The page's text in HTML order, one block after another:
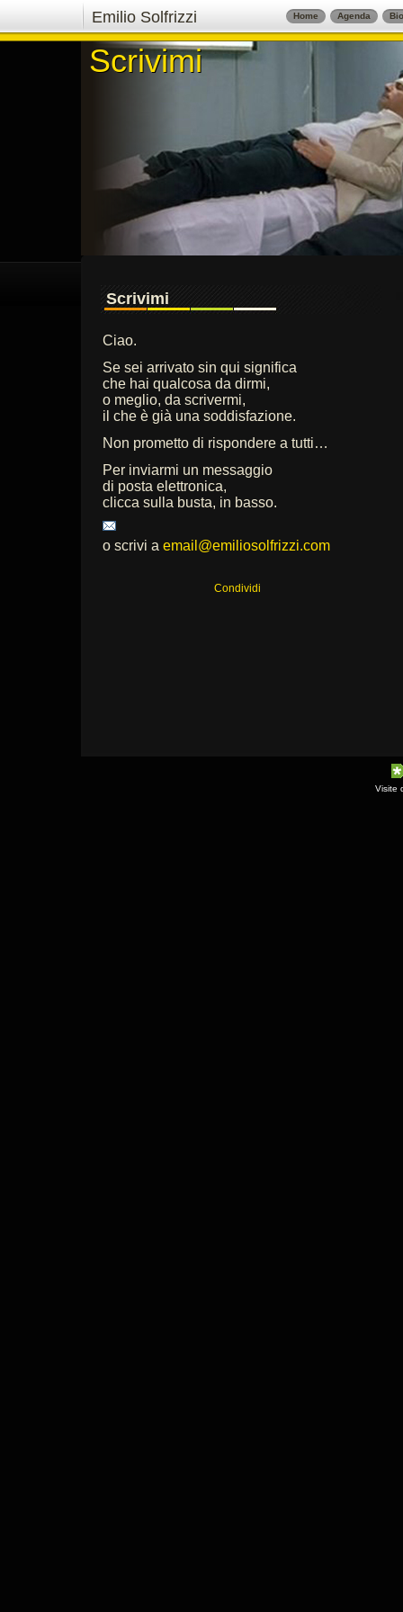
Emilio Solfrizzi Home Agenda
Scrivimi
Scrivimi
Scrivimi
Ciao.
Se sei arrivato sin qui significa
che hai qualcosa da dirmi,
o meglio, da scrivermi,
il che è già una soddisfazione.
Non prometto di rispondere a tutti…
Per inviarmi un messaggio
di posta elettronica,
clicca sulla busta, in basso.
o scrivi a email@emiliosolfrizzi.com
Condividi
Visite